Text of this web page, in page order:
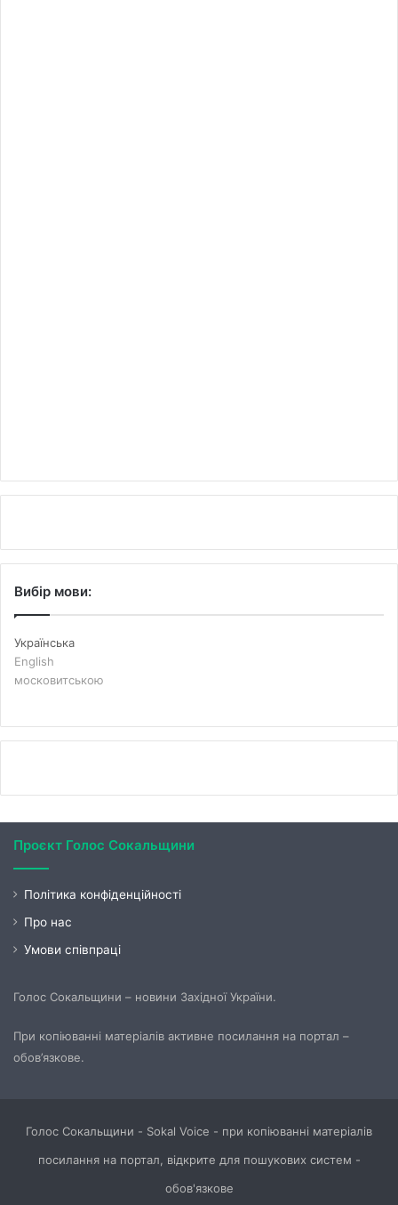
Вибір мови:
Українська
English
московитською
Проєкт Голос Сокальщини
Політика конфіденційності
Про нас
Умови співпраці
Голос Сокальщини – новини Західної України.
При копіюванні матеріалів активне посилання на портал –
обов’язкове.
Голос Сокальщини - Sokal Voice - при копіюванні матеріалів
посилання на портал, відкрите для пошукових систем -
обов'язкове